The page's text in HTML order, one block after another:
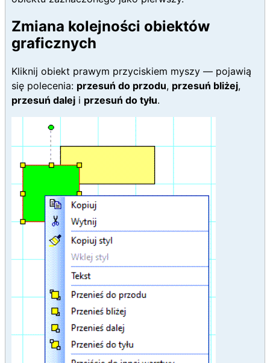
Zmiana kolejności obiektów
graficznych
Kliknij obiekt prawym przyciskiem myszy — pojawią
się polecenia: przesuń do przodu, przesuń bliżej,
przesuń dalej i przesuń do tyłu.